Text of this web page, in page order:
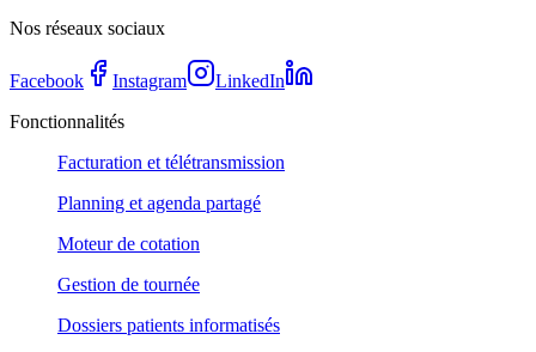
Nos réseaux sociaux
Facebook Instagram
LinkedIn
Fonctionnalités
Facturation et télétransmission
Planning et agenda partagé
Moteur de cotation
Gestion de tournée
Dossiers patients informatisés